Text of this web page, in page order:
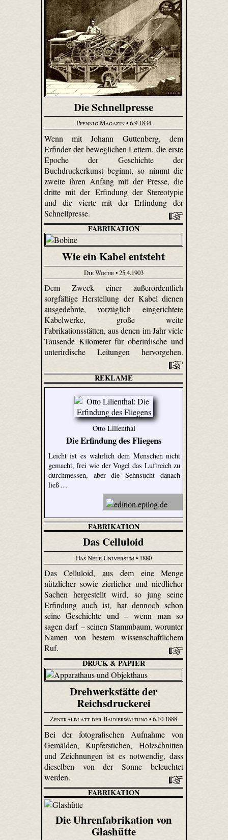
Die Schnellpresse
Pfennig Magazin• 6.9.1834
Wenn mit Johann Guttenberg, dem
Erfinder der beweglichen Lettern, die erste
Epoche der Geschichte der
Buchdruckerkunst beginnt, so nimmt die
zweite ihren Anfang mit der Presse, die
dritte mit der Erfindung der Stereotypie
und die vierte mit der Erfindung der
Schnellpresse.
FABRIKATION
Wie ein Kabel entsteht
Die Woche• 25.4.1903
Dem Zweck einer außerordentlich
sorgfältige Herstellung der Kabel dienen
ausgedehnte, vorzüglich eingerichtete
Kabelwerke, große weite
Fabrikationsstätten, aus denen im Jahr viele
Tausende Kilometer für oberirdische und
unterirdische Leitungen hervorgehen.
REKLAME
Otto Lilienthal
Die Erfindung des Fliegens
Leicht ist es wahrlich dem Menschen nicht
gemacht, frei wie der Vogel das Luftreich zu
durchmessen, aber die Sehnsucht danach
ließ …
FABRIKATION
Das Celluloid
Das Neue Universum • 1880
Das Celluloid, aus dem eine Menge
nützlicher sowie zierlicher und niedlicher
Sachen hergestellt wird, so jung seine
Erfindung auch ist, hat dennoch schon
seine Geschichte und – wenn man so
sagen darf – seinen Stammbaum, worunter
Namen von bestem wissenschaftlichem
Ruf.
DRUCK & PAPIER
Drehwerkstätte der
Reichsdruckerei
Zentralblatt der Bauverwaltung• 6.10.1888
Bei der fotografischen Aufnahme von
Gemälden, Kupferstichen, Holzschnitten
und Zeichnungen ist es notwendig, dass
dieselben von der Sonne beleuchtet
werden.
FABRIKATION
Die Uhrenfabrikation von
Glashütte